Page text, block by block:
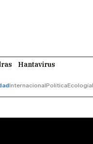
Hantavirus
InternacionalPolíticaEcología